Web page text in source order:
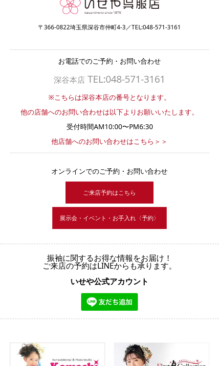
〒366-0822埼玉県深谷市仲町4-3／TEL:048-571-3161
お電話でのご予約・お問い合わせ
深谷本店 TEL:048-571-3161
※こちらは深谷本店の番号となります。
他の店舗へのお問い合わせは以下よりお願いいたします。
受付時間AM10:00〜PM6:30
他店舗へのお問い合わせはこちら＞＞
オンラインでのご予約・お問い合わせ
ご来店予約はこちら
展示会・イベント・お手入れ〈予約〉
振袖に関するお得な情報をお届け！
ご来店の予約はLINEからも承ります。
いせや公式アカウント